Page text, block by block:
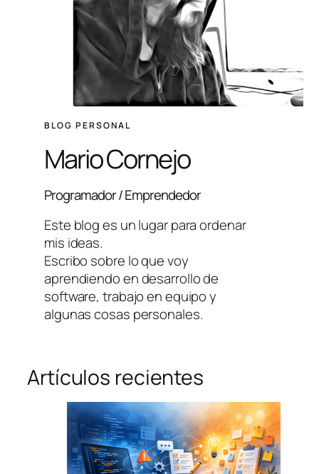
BLOG PERSONAL
Mario Cornejo
Programador / Emprendedor
Este blog es un lugar para ordenar
mis ideas.
Escribo sobre lo que voy
aprendiendo en desarrollo de
software, trabajo en equipo y
algunas cosas personales.
Artículos recientes